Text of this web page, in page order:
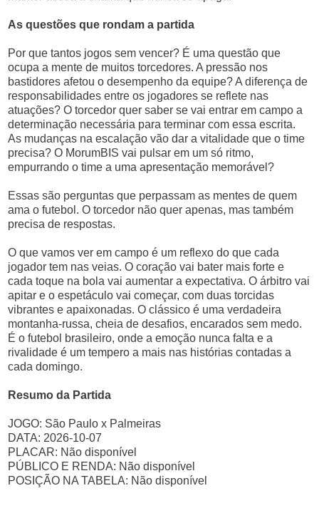
As questões que rondam a partida
Por que tantos jogos sem vencer? É uma questão que
ocupa a mente de muitos torcedores. A pressão nos
bastidores afetou o desempenho da equipe? A diferença de
responsabilidades entre os jogadores se reflete nas
atuações? O torcedor quer saber se vai entrar em campo a
determinação necessária para terminar com essa escrita.
As mudanças na escalação vão dar a vitalidade que o time
precisa? O MorumBIS vai pulsar em um só ritmo,
empurrando o time a uma apresentação memorável?
Essas são perguntas que perpassam as mentes de quem
ama o futebol. O torcedor não quer apenas, mas também
precisa de respostas.
O que vamos ver em campo é um reflexo do que cada
jogador tem nas veias. O coração vai bater mais forte e
cada toque na bola vai aumentar a expectativa. O árbitro vai
apitar e o espetáculo vai começar, com duas torcidas
vibrantes e apaixonadas. O clássico é uma verdadeira
montanha-russa, cheia de desafios, encarados sem medo.
É o futebol brasileiro, onde a emoção nunca falta e a
rivalidade é um tempero a mais nas histórias contadas a
cada domingo.
Resumo da Partida
JOGO: São Paulo x Palmeiras
DATA: 2026-10-07
PLACAR: Não disponível
PÚBLICO E RENDA: Não disponível
POSIÇÃO NA TABELA: Não disponível